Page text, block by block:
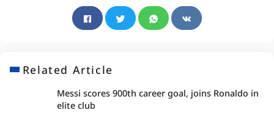
Related Article
Messi scores 900th career goal, joins Ronaldo in
elite club